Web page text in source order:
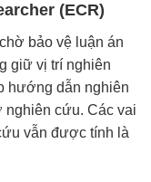
(ECR)
bảo vệ luận án
giữ vị trí nghiên
hướng dẫn nghiên
nghiên cứu. Các vai
vẫn được tính là